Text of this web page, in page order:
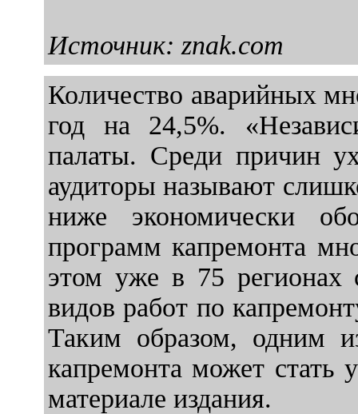
Источник: znak.com
Количество аварийных
год на 24,5%.
палаты. Среди причин
аудиторы называют
ниже экономически
программ капремонта
этом уже в 75 регионах
видов работ по
Таким образом, одним
капремонта может стать
материале издания.